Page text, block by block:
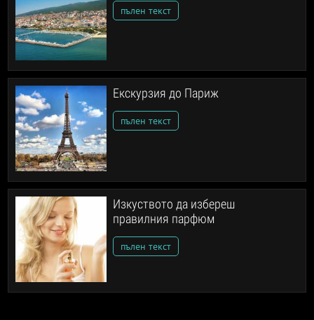
пълен текст
Екскурзия до Париж
пълен текст
Изкуството да избереш
правилния парфюм
пълен текст